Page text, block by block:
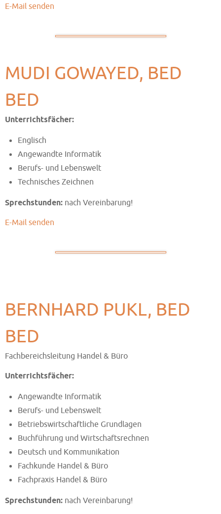
E-Mail senden
MUDI GOWAYED, BED
BED
Unterrichtsfächer:
Englisch
Angewandte Informatik
Berufs- und Lebenswelt
Technisches Zeichnen
Sprechstunden: nach Vereinbarung!
E-Mail senden
BERNHARD PUKL, BED
BED
Fachbereichsleitung Handel & Büro
Unterrichtsfächer:
Angewandte Informatik
Berufs- und Lebenswelt
Betriebswirtschaftliche Grundlagen
Buchführung und Wirtschaftsrechnen
Deutsch und Kommunikation
Fachkunde Handel & Büro
Fachpraxis Handel & Büro
Sprechstunden: nach Vereinbarung!